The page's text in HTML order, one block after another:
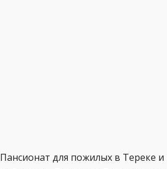
Пансионат для пожилых в Тереке и